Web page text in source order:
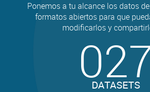
Ponemos a tu alcance los datos
formatos abiertos para que
modificarlos y
DATASETS